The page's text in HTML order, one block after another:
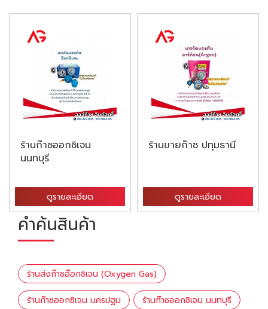
ร้านก๊าซออกซิเจน
นนทบุรี
ดูรายละเอียด
ร้านขายก๊าซ ปทุมธานี
ดูรายละเอียด
คำค้นสินค้า
ร้านส่งก๊าซอ๊อกซิเจน (Oxygen Gas)
ร้านก๊าซออกซิเจน นครปฐม ร้านก๊าซออกซิเจน นนทบุรี